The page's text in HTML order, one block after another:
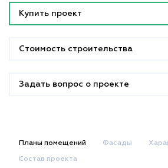
Купить проект
Стоимость строительства
Задать вопрос о проекте
Планы помещений Фасады
Состав проекта